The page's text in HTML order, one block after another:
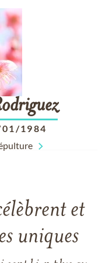
1984
et
uniques